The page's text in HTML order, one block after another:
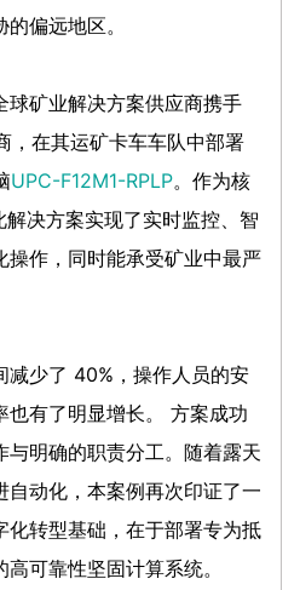
偏远地区。
球矿业解决方案供应商携手
，在其运矿卡车车队中部署
UPC-F12M1-RPLP。作为核
决方案实现了实时监控、智
操作，同时能承受矿业中最严
减少了 40%，操作人员的安
也有了明显增长。 方案成功
与明确的职责分工。随着露天
自动化，本案例再次印证了一
化转型基础，在于部署专为抵
可靠性坚固计算系统。